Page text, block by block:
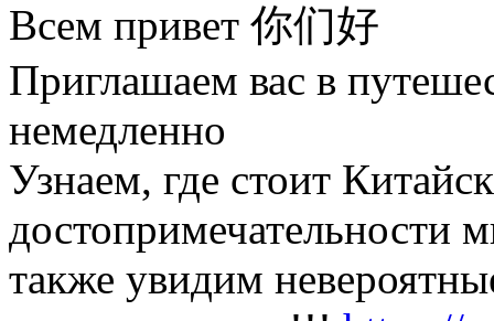
Всем привет 你们好
Приглашаем вас в
немедленно
Узнаем, где стоит
достопримечательности
также увидим